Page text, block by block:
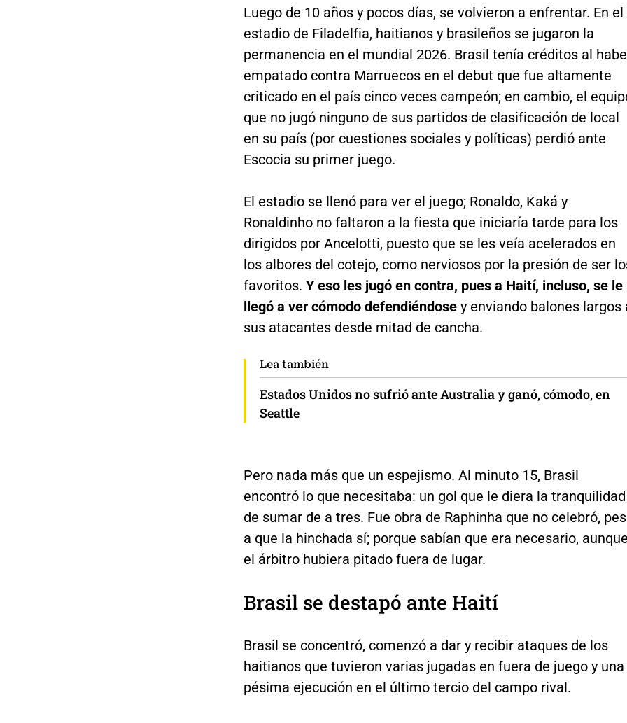
Luego de 10 años y pocos días, se volvieron a enfrentar. En el
estadio de Filadelfia, haitianos y brasileños se jugaron la
permanencia en el mundial 2026. Brasil tenía créditos al
empatado contra Marruecos en el debut que fue altamente
criticado en el país cinco veces campeón; en cambio, el
que no jugó ninguno de sus partidos de clasificación de local
en su país (por cuestiones sociales y políticas) perdió ante
Escocia su primer juego.
El estadio se llenó para ver el juego; Ronaldo, Kaká y
Ronaldinho no faltaron a la fiesta que iniciaría tarde para los
dirigidos por Ancelotti, puesto que se les veía acelerados en
los albores del cotejo, como nerviosos por la presión de ser
favoritos. Y eso les jugó en contra, pues a Haití, incluso, se le
llegó a ver cómodo defendiéndosey enviando balones largos
sus atacantes desde mitad de cancha.
Lea también
Estados Unidos no sufrió ante Australia y ganó, cómodo, en
Seattle
Pero nada más que un espejismo. Al minuto 15, Brasil
encontró lo que necesitaba: un gol que le diera la tranquilidad
de sumar de a tres. Fue obra de Raphinha que no celebró,
a que la hinchada sí; porque sabían que era necesario,
el árbitro hubiera pitado fuera de lugar.
Brasil se destapó ante Haití
Brasil se concentró, comenzó a dar y recibir ataques de los
haitianos que tuvieron varias jugadas en fuera de juego y una
pésima ejecución en el último tercio del campo rival.